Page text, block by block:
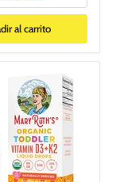
al carrito